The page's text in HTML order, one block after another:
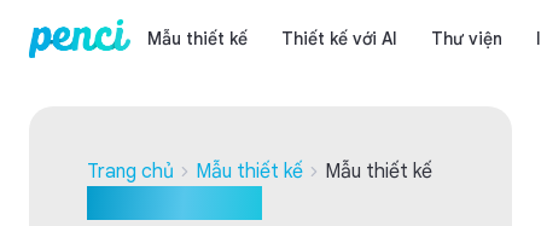
Mẫu thiết kế Thiết kế với AI Thư viện
Trang chủ Mẫu thiết kế Mẫu thiết kế